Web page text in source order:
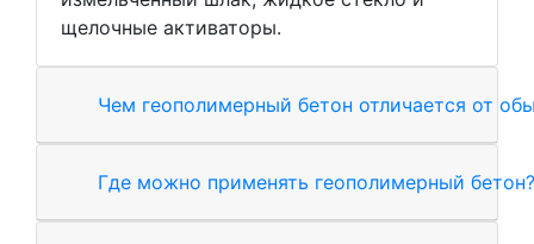
щелочные активаторы.
Чем геополимерный бетон отличается от
Где можно применять геополимерный бетон?